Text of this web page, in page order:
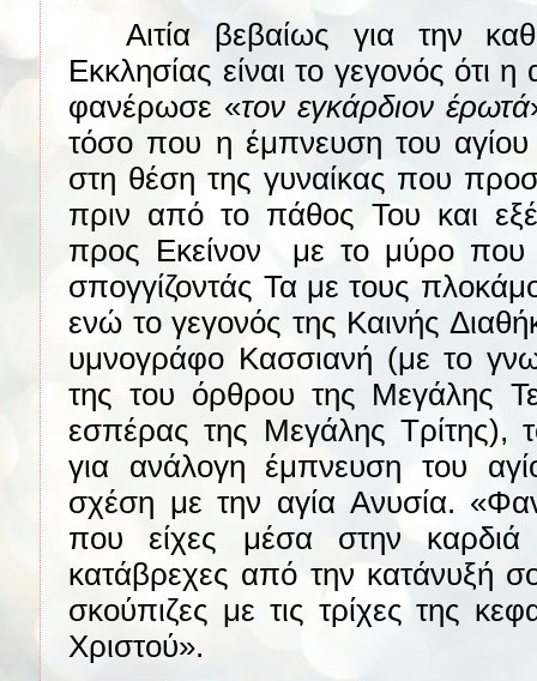
Αιτία βεβαίως για την
Εκκλησίας είναι το γεγονός ότι
φανέρωσε «τον εγκάρδιον έρωτά
τόσο που η έμπνευση του αγίου
στη θέση της γυναίκας που
πριν από το πάθος Του και
προς Εκείνον
με το μύρο που
σπογγίζοντάς Τα με τους
ενώ το γεγονός της Καινής
υμνογράφο Κασσιανή (με το
της του όρθρου της Μεγάλης
εσπέρας της Μεγάλης Τρίτης),
για ανάλογη έμπνευση του
σχέση με την αγία Ανυσία.
που είχες μέσα στην
κατάβρεχες από την κατάνυξή
σκούπιζες με τις τρίχες της
Χριστού».